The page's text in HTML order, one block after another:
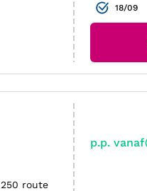
18/09
route
p.p. vanaf